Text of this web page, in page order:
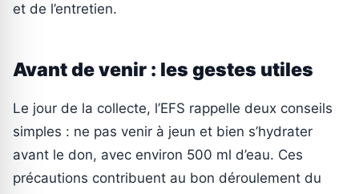
et de l’entretien.
Avant de venir : les gestes utiles
Le jour de la collecte, l’EFS rappelle deux conseils
simples : ne pas venir à jeun et bien s’hydrater
avant le don, avec environ 500 ml d’eau. Ces
précautions contribuent au bon déroulement du